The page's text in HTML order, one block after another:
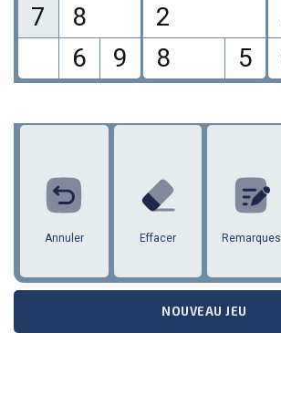
7
8
6
9
2
8
5
annuler Effacer Remarques
NOUVEAU JEU